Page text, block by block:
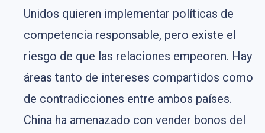
Unidos quieren implementar políticas de
competencia responsable, pero existe el
riesgo de que las relaciones empeoren. Hay
áreas tanto de intereses compartidos como
de contradicciones entre ambos países.
China ha amenazado con vender bonos del